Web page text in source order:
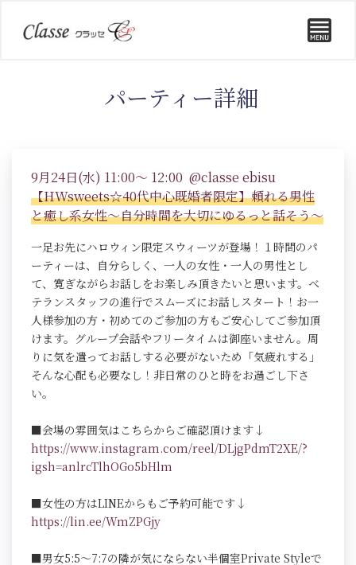
パーティー詳細
9月24日(水) 11:00～ 12:00 @classe ebisu
【HWsweets☆40代中心既婚者限定】頼れる男性
と癒し系女性～自分時間を大切にゆるっと話そう～
一足お先にハロウィン限定スウィーツが登場！１時間のパ
ーティーは、自分らしく、一人の女性・一人の男性とし
て、寛ぎながらお話しをお楽しみ頂きたいと思います。ベ
テランスタッフの進行でスムーズにお話しスタート！お一
人様参加の方・初めてのご参加の方もご安心してご参加頂
けます。グループ会話やフリータイムは御座いません。周
りに気を遣ってお話しする必要がないため「気疲れする」
そんな心配も必要なし！非日常のひと時をお過ごし下さ
い。
■会場の雰囲気はこちらからご確認頂けます↓
https://www.instagram.com/reel/DLjgPdmT2XE/?
igsh=anlrcTlhOGo5bHlm
■女性の方はLINEからもご予約可能です↓
https://lin.ee/WmZPGjy
■男女5:5～7:7の隣が気にならない半個室Private Styleで